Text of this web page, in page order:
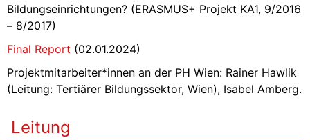
Bildungseinrichtungen? (ERASMUS+ Projekt KA1, 9/2016
– 8/2017)
Final Report (02.01.2024)
Projektmitarbeiter*innen an der PH Wien: Rainer Hawlik
(Leitung: Tertiärer Bildungssektor, Wien), Isabel Amberg.
Leitung